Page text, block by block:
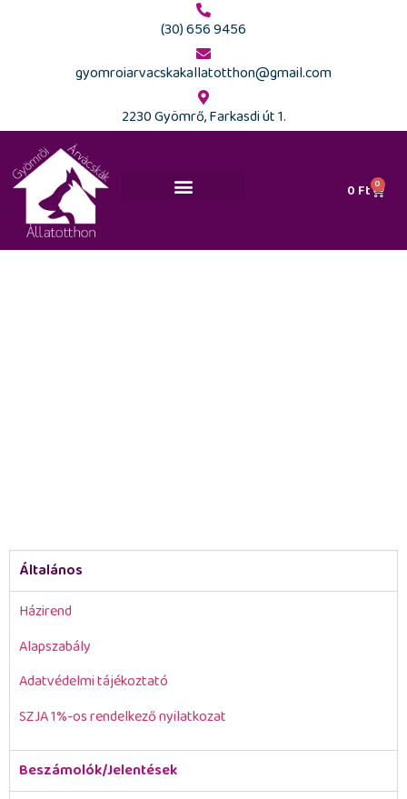
(30) 656 9456
gyomroiarvacskakallatotthon@gmail.com
2230 Gyömrő, Farkasdi út 1.
0 Ft 0
Általános
Házirend
Alapszabály
Adatvédelmi tájékoztató
SZJA 1%-os rendelkező nyilatkozat
Beszámolók/Jelentések